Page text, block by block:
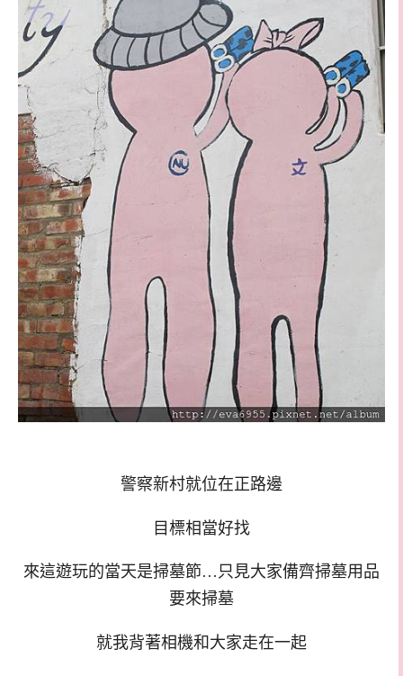
警察新村就位在正路邊
目標相當好找
來這遊玩的當天是掃墓節…只見大家備齊掃墓用品
要來掃墓
就我背著相機和大家走在一起